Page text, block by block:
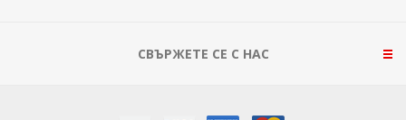
СВЪРЖЕТЕ СЕ С НАС